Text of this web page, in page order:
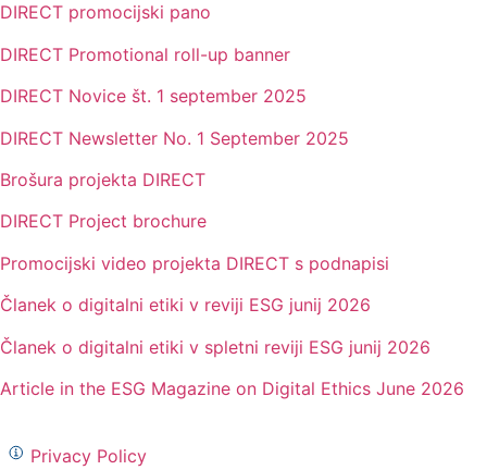
DIRECT promocijski pano
DIRECT Promotional roll-up banner
DIRECT Novice št. 1 september 2025
DIRECT Newsletter No. 1 September 2025
Brošura projekta DIRECT
DIRECT Project brochure
Promocijski video projekta DIRECT s podnapisi
Članek o digitalni etiki v reviji ESG junij 2026
Članek o digitalni etiki v spletni reviji ESG junij 2026
Article in the ESG Magazine on Digital Ethics June 2026
Privacy Policy